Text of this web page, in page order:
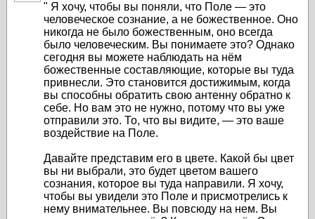
" Я хочу, чтобы вы поняли, что Поле — это
человеческое сознание, а не божественное. Оно
никогда не было божественным, оно всегда
было человеческим. Вы понимаете это? Однако
сегодня вы можете наблюдать на нём
божественные составляющие, которые вы туда
привнесли. Это становится достижимым, когда
вы способны обратить свою антенну обратно к
себе. Но вам это не нужно, потому что вы уже
отправили это. То, что вы видите, — это ваше
воздействие на Поле.
Давайте представим его в цвете. Какой бы цвет
вы ни выбрали, это будет цветом вашего
сознания, которое вы туда направили. Я хочу,
чтобы вы увидели это Поле и присмотрелись к
нему внимательнее. Вы повсюду на нем. Вы